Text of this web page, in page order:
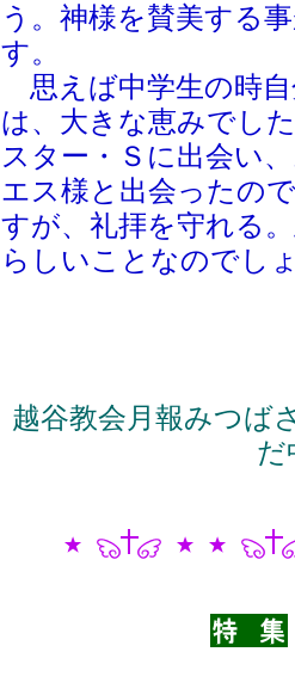
う。神様を賛美する
す。
思えば中学生の時
は、大きな恵みでし
スター・Ｓに出会い
エス様と出会ったの
すが、礼拝を守れる
らしいことなのでし
越谷教会月報みつば
だ